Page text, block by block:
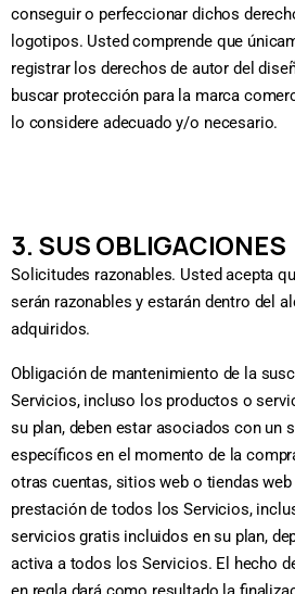
conseguir o perfeccionar dichos
logotipos. Usted comprende que
registrar los derechos de autor del
buscar protección para la marca
lo considere adecuado y/o necesario.
3. SUS OBLIGACIONES
Solicitudes razonables. Usted acepta
serán razonables y estarán dentro del
adquiridos.
Obligación de mantenimiento de la
Servicios, incluso los productos o
su plan, deben estar asociados con un
específicos en el momento de la
otras cuentas, sitios web o tiendas
prestación de todos los Servicios,
servicios gratis incluidos en su plan,
activa a todos los Servicios. El hecho